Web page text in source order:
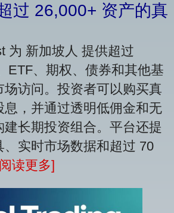
过 26,000+ 资产的真
为 新加坡人 提供超过
ETF、期权、债券和其他基
访问。投资者可以购买真
息，并通过透明低佣金和无
长期投资组合。平台还提
实时市场数据和超过 70
读更多]